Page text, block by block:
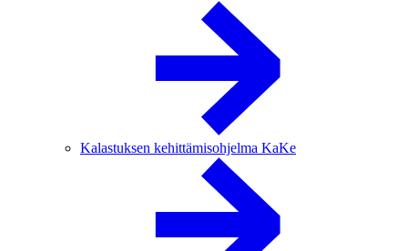
Kalastuksen kehittämisohjelma KaKe